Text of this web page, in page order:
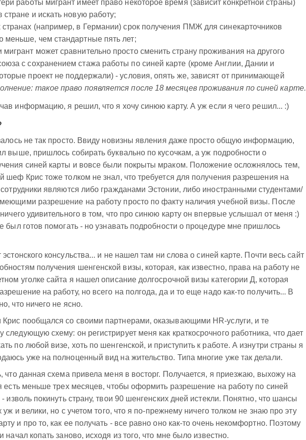
работы мигрант имеет право некоторое время (зависит конкретной страны)
стране и искать новую работу;
странах (например, в Германии) срок получения ПМЖ для синекарточников
меньше, чем стандартные пять лет;
мигрант может сравнительно просто сменить страну проживания на другого
с сохранением стажа работы по синей карте (кроме Англии, Дании и
проект не поддержали) - условия, опять же, зависят от принимающей
такое право появляется после 18 месяцев проживания по синей карте.
информацию, я решил, что я хочу синюю карту. А уж если я чего решил... :)
не так просто. Ввиду новизны явления даже просто общую информацию,
выше, пришлось собирать буквально по кусочкам, а уж подробности о
синей карты и вовсе были покрыты мраком. Положение осложнялось тем,
шеф Крис тоже толком не знал, что требуется для получения разрешения на
сотрудники являются либо гражданами Эстонии, либо иностранными студентами/
разрешение на работу просто по факту наличия учебной визы. После
ничего удивительного в том, что про синюю карту он впервые услышал от меня :)
был готов помогать - но узнавать подробности о процедуре мне пришлось
консульства... и не нашел там ни слова о синей карте. Почти весь сайт
получения шенгенской визы, которая, как известно, права на работу не
уголке сайта я нашел описание долгосрочной визы категории Д, которая
на работу, но всего на полгода, да и то еще надо как-то получить... В
что ничего не ясно.
пообщался со своими партнерами, оказывающими HR-услуги, и те
следующую схему: он регистрирует меня как краткосрочного работника, что дает
по любой визе, хоть по шенгенской, и приступить к работе. А изнутри страны я
уже на полноценный вид на жительство. Типа многие уже так делали.
что данная схема привела меня в восторг. Получается, я приезжаю, выхожу на
есть меньше трех месяцев, чтобы оформить разрешение на работу по синей
изволь покинуть страну, твои 90 шенгенских дней истекли. Понятно, что шансы
уж и велики, но с учетом того, что я по-прежнему ничего толком не знаю про эту
и про то, как ее получать - все равно оно как-то очень некомфортно. Поэтому
начал копать заново, исходя из того, что мне было известно.